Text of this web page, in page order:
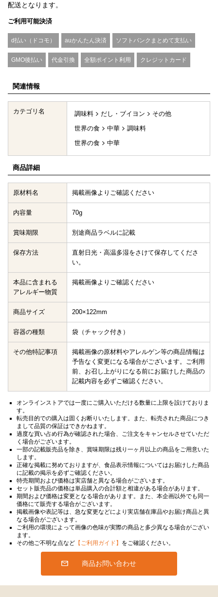
配送となります。
ご利用可能決済
d払い（ドコモ） auかんたん決済 ソフトバンクまとめて支払い
GMO後払い 代金引換 全額ポイント利用 クレジットカード
関連情報
カテゴリ名 調味料 だし・ブイヨン
その他
世界の食
中華
調味料
世界の食
中華
商品詳細
原材料名 掲載画像よりご確認ください
内容量 70g
賞味期限 別途商品ラベルに記載
保存方法
直射日光・高温多湿をさけて保存してくださ
い。
本品に含まれる
アレルギー物質
掲載画像よりご確認ください
商品サイズ 200×122mm
容器の種類 袋（チャック付き）
その他特記事項
掲載画像の原材料やアレルゲン等の商品情報は
予告なく変更になる場合がございます。ご利用
前、お召し上がりになる前にお届けした商品の
記載内容を必ずご確認ください。
オンラインストアでは一度にご購入いただける数量に上限を設けておりま
す。
転売目的での購入は固くお断りいたします。また、転売された商品につき
まして品質の保証はできかねます。
過度な買い占め行為が確認された場合、ご注文をキャンセルさせていただ
く場合がございます。
一部の記載販売品を除き、賞味期限は残り一ヶ月以上の商品をご用意いた
します。
正確な掲載に努めておりますが、食品表示情報についてはお届けした商品
に記載の掲示を必ずご確認ください。
特売期間および価格は実店舗と異なる場合がございます。
セット販売品の価格は単品購入の合計額と相違がある場合があります。
期間および価格は変更となる場合があります。また、本企画以外でも同一
価格にて販売する場合がございます。
掲載画像や表記等は、急な変更などにより実店舗在庫品やお届け商品と異
なる場合がございます。
ご利用の環境によって画像の色味が実際の商品と多少異なる場合がござい
ます。
その他ご不明な点など 【ご利用ガイド】 をご確認ください。
商品お問い合わせ